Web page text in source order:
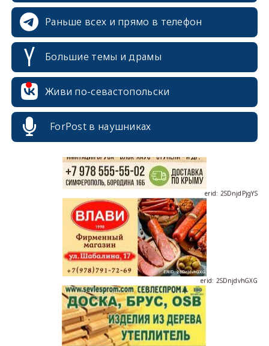
Раньше всех и прямо в телефон
Большие темы и драмы
Живи по-севастопольски
ForPost в наушниках
erid: 2SDnjcrDNw6
erid: 2SDnjdPjgYS
erid: 2SDnjdvhGXG